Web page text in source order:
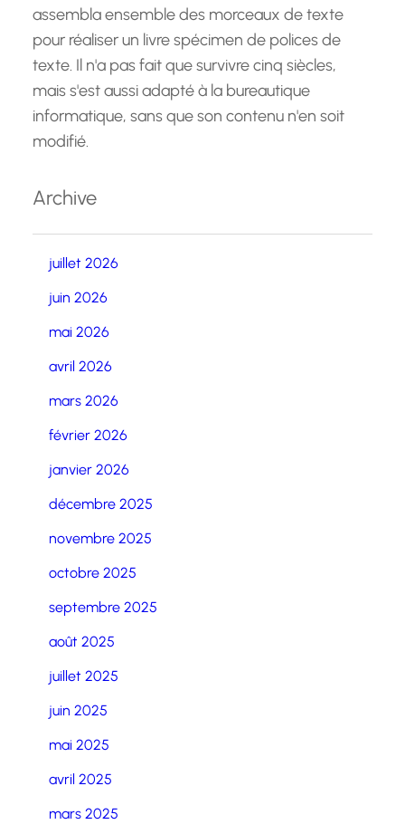
assembla ensemble des morceaux de texte
pour réaliser un livre spécimen de polices de
texte. Il n'a pas fait que survivre cinq siècles,
mais s'est aussi adapté à la bureautique
informatique, sans que son contenu n'en soit
modifié.
Archive
juillet 2026
juin 2026
mai 2026
avril 2026
mars 2026
février 2026
janvier 2026
décembre 2025
novembre 2025
octobre 2025
septembre 2025
août 2025
juillet 2025
juin 2025
mai 2025
avril 2025
mars 2025